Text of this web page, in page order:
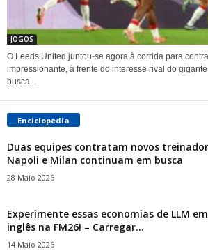
JOGOS
O Leeds United juntou-se agora à corrida para
impressionante, à frente do interesse rival do
busca...
Enciclopedia
Duas equipes contratam novos
Napoli e Milan continuam em busca
28 Maio 2026
Experimente essas economias de LLM em
inglês na FM26! – Carregar...
14 Maio 2026